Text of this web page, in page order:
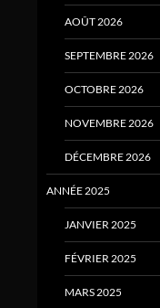
AOÛT 2026
SEPTEMBRE 2026
OCTOBRE 2026
NOVEMBRE 2026
DÉCEMBRE 2026
ANNÉE 2025
JANVIER 2025
FÉVRIER 2025
MARS 2025